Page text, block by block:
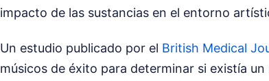
impacto de las sustancias en el entorno
Un estudio publicado por el British Medical
músicos de éxito para determinar si existía